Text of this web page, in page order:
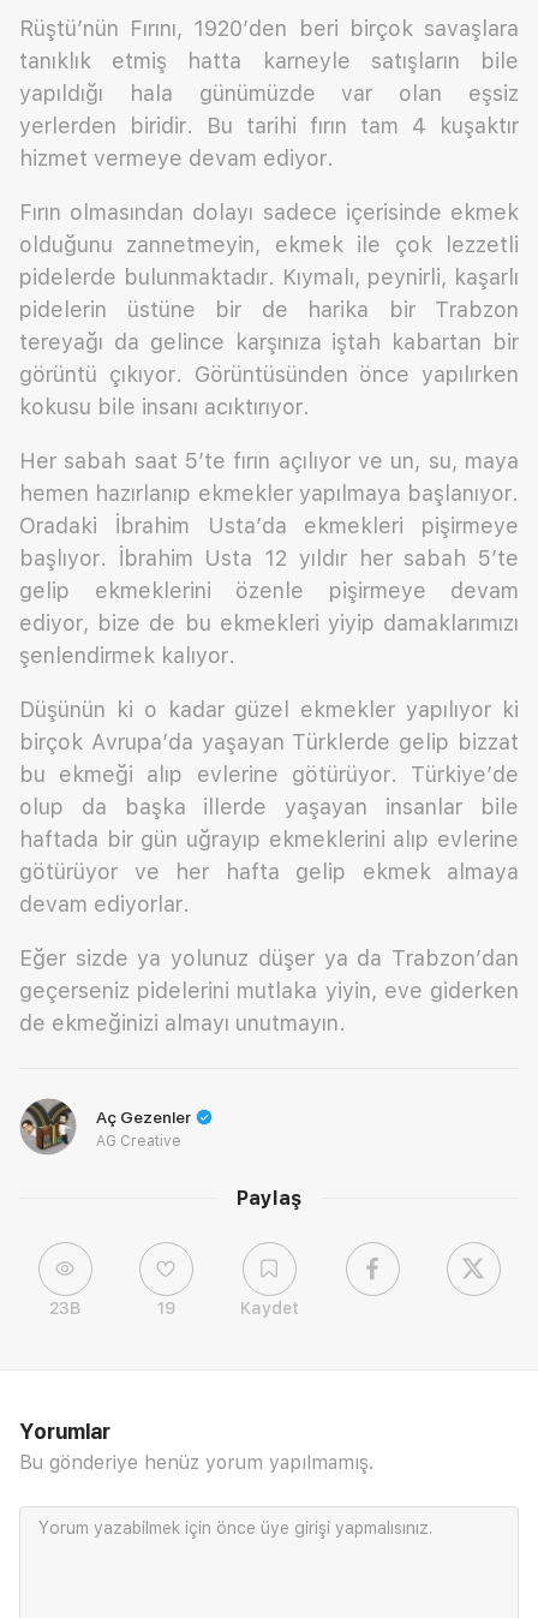
Paylaş
23B 19 Kaydet
Rüştü’nün Fırını, 1920’den beri birçok savaşlara
tanıklık etmiş hatta karneyle satışların bile
yapıldığı hala günümüzde var olan eşsiz
yerlerden biridir. Bu tarihi fırın tam 4 kuşaktır
hizmet vermeye devam ediyor.
Fırın olmasından dolayı sadece içerisinde ekmek
olduğunu zannetmeyin, ekmek ile çok lezzetli
pidelerde bulunmaktadır. Kıymalı, peynirli, kaşarlı
pidelerin üstüne bir de harika bir Trabzon
tereyağı da gelince karşınıza iştah kabartan bir
görüntü çıkıyor. Görüntüsünden önce yapılırken
kokusu bile insanı acıktırıyor.
Her sabah saat 5’te fırın açılıyor ve un, su, maya
hemen hazırlanıp ekmekler yapılmaya başlanıyor.
Oradaki İbrahim Usta’da ekmekleri pişirmeye
başlıyor. İbrahim Usta 12 yıldır her sabah 5’te
gelip ekmeklerini özenle pişirmeye devam
ediyor, bize de bu ekmekleri yiyip damaklarımızı
şenlendirmek kalıyor.
Düşünün ki o kadar güzel ekmekler yapılıyor ki
birçok Avrupa’da yaşayan Türklerde gelip bizzat
bu ekmeği alıp evlerine götürüyor. Türkiye’de
olup da başka illerde yaşayan insanlar bile
haftada bir gün uğrayıp ekmeklerini alıp evlerine
götürüyor ve her hafta gelip ekmek almaya
devam ediyorlar.
Eğer sizde ya yolunuz düşer ya da Trabzon’dan
geçerseniz pidelerini mutlaka yiyin, eve giderken
de ekmeğinizi almayı unutmayın.
Aç Gezenler
AG Creative
Yorumlar
Bu gönderiye henüz yorum yapılmamış.
Yorum yazabilmek için önce üye girişi yapmalısınız.